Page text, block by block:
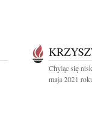
Chyląc się
maja 2021